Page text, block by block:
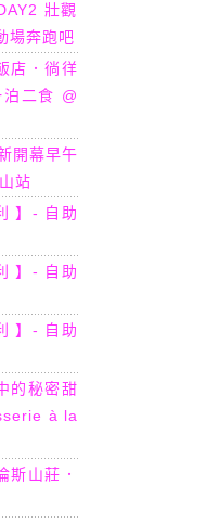
壯觀
場奔跑吧
店．徜徉
二食 @
開幕早午
站
】- 自助
】- 自助
】- 自助
的秘密甜
à la
斯山莊．